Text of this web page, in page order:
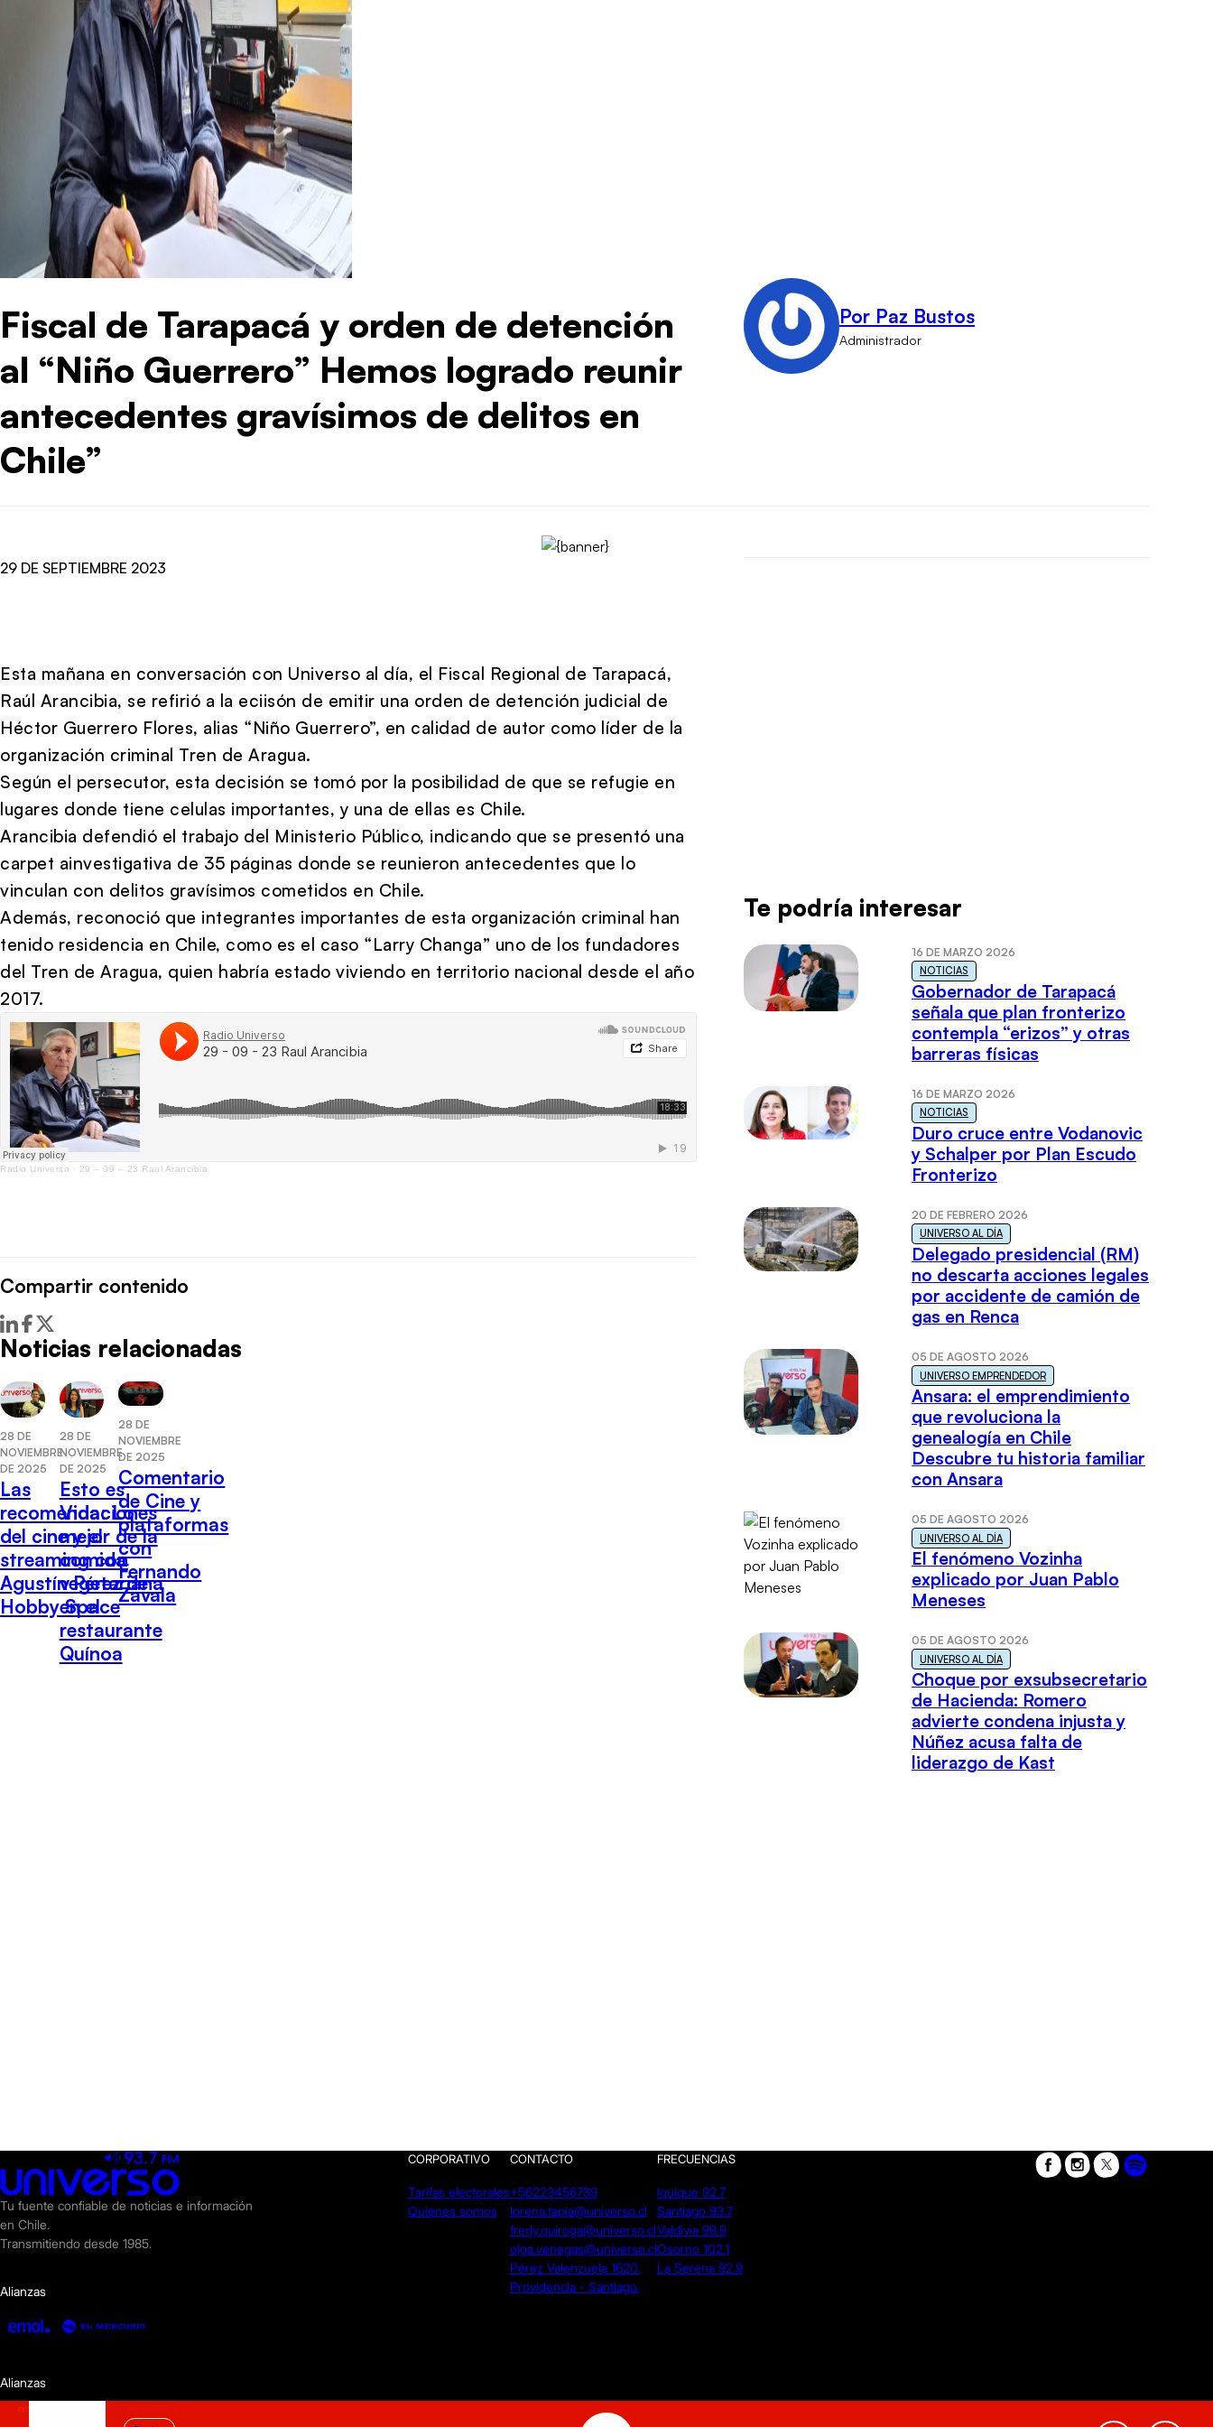
Fiscal de Tarapacá y orden de detención
al “Niño Guerrero” Hemos logrado reunir
antecedentes gravísimos de delitos en
Chile”
Por Paz Bustos
Administrador
29 DE SEPTIEMBRE 2023
Esta mañana en conversación con Universo al día, el Fiscal Regional de Tarapacá,
Raúl Arancibia, se refirió a la eciisón de emitir una orden de detención judicial de
Héctor Guerrero Flores, alias “Niño Guerrero”, en calidad de autor como líder de la
organización criminal Tren de Aragua.
Según el persecutor, esta decisión se tomó por la posibilidad de que se refugie en
lugares donde tiene celulas importantes, y una de ellas es Chile.
Arancibia defendió el trabajo del Ministerio Público, indicando que se presentó una
carpet ainvestigativa de 35 páginas donde se reunieron antecedentes que lo
vinculan con delitos gravísimos cometidos en Chile.
Además, reconoció que integrantes importantes de esta organización criminal han
tenido residencia en Chile, como es el caso “Larry Changa” uno de los fundadores
del Tren de Aragua, quien habría estado viviendo en territorio nacional desde el año
2017.
Radio Universo · 29 – 09 – 23 Raul Arancibia
Compartir contenido
Noticias relacionadas
28 DE
NOVIEMBRE
DE 2025
Las
recomendaciones
del cine y el
streaming con
Agustín Pérez de
Hobby Space
28 DE
NOVIEMBRE
DE 2025
Esto es
Vida: Lo
mejor de la
comida
vegetariana
en el
restaurante
Quínoa
28 DE
NOVIEMBRE
DE 2025
Comentario
de Cine y
plataformas
con
Fernando
Zavala
Te podría interesar
16 DE MARZO 2026
NOTICIAS
Gobernador de Tarapacá
señala que plan fronterizo
contempla “erizos” y otras
barreras físicas
16 DE MARZO 2026
NOTICIAS
Duro cruce entre Vodanovic
y Schalper por Plan Escudo
Fronterizo
20 DE FEBRERO 2026
UNIVERSO AL DÍA
Delegado presidencial (RM)
no descarta acciones legales
por accidente de camión de
gas en Renca
05 DE AGOSTO 2026
UNIVERSO EMPRENDEDOR
Ansara: el emprendimiento
que revoluciona la
genealogía en Chile
Descubre tu historia familiar
con Ansara
05 DE AGOSTO 2026
UNIVERSO AL DÍA
El fenómeno Vozinha
explicado por Juan Pablo
Meneses
05 DE AGOSTO 2026
UNIVERSO AL DÍA
Choque por exsubsecretario
de Hacienda: Romero
advierte condena injusta y
Núñez acusa falta de
liderazgo de Kast
Tu fuente confiable de noticias e información
en Chile.
Transmitiendo desde 1985.
Alianzas
CORPORATIVO
Tarifas electorales
Quienes somos
CONTACTO
+56223456789
lorena.tapia@universo.cl
fredy.quiroga@universo.cl
olga.venegas@universo.cl
Pérez Valenzuela 1620.
Providencia - Santiago.
FRECUENCIAS
Iquique 92.7
Santiago 93.7
Valdivia 99.9
Osorno 102.1
La Serena 92.9
Alianzas